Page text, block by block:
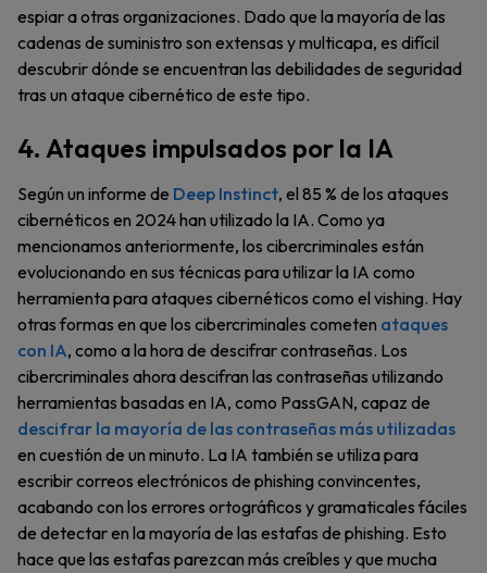
espiar a otras organizaciones. Dado que la mayoría de las
cadenas de suministro son extensas y multicapa, es difícil
descubrir dónde se encuentran las debilidades de seguridad
tras un ataque cibernético de este tipo.
4. Ataques impulsados por la IA
Según un informe de Deep Instinct, el 85 % de los ataques
cibernéticos en 2024 han utilizado la IA. Como ya
mencionamos anteriormente, los cibercriminales están
evolucionando en sus técnicas para utilizar la IA como
herramienta para ataques cibernéticos como el vishing. Hay
otras formas en que los cibercriminales cometen ataques
con IA, como a la hora de descifrar contraseñas. Los
cibercriminales ahora descifran las contraseñas utilizando
herramientas basadas en IA, como PassGAN, capaz de
descifrar la mayoría de las contraseñas más utilizadas
en cuestión de un minuto. La IA también se utiliza para
escribir correos electrónicos de phishing convincentes,
acabando con los errores ortográficos y gramaticales fáciles
de detectar en la mayoría de las estafas de phishing. Esto
hace que las estafas parezcan más creíbles y que mucha